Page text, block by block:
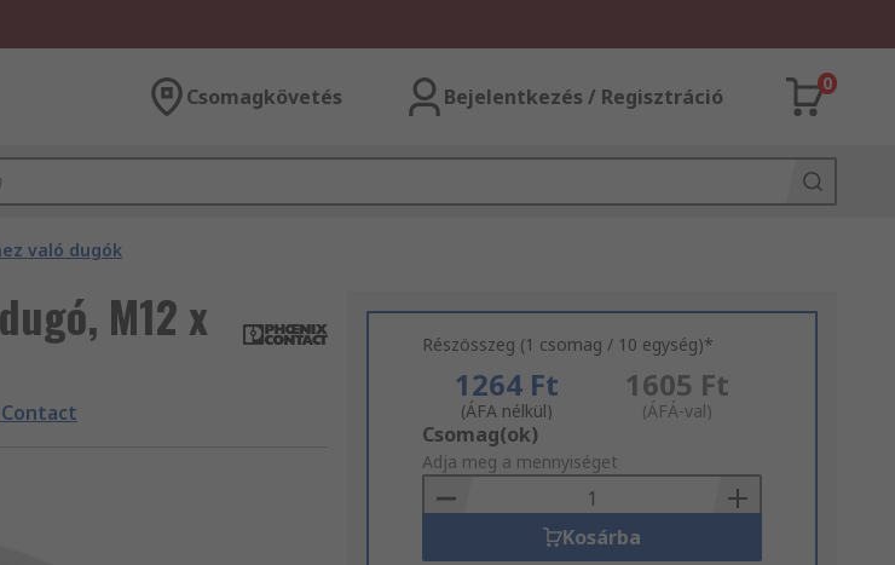
Csomagkövetés Bejelentkezés / Regisztráció
0
való dugók
M12 x Részösszeg (1 csomag / 10 egység)*
1264 Ft
(ÁFA nélkül)
1605 Ft
(ÁFÁ-val)
Add
to
Basket
Csomag(ok)
Adja meg a mennyiséget
Kosárba